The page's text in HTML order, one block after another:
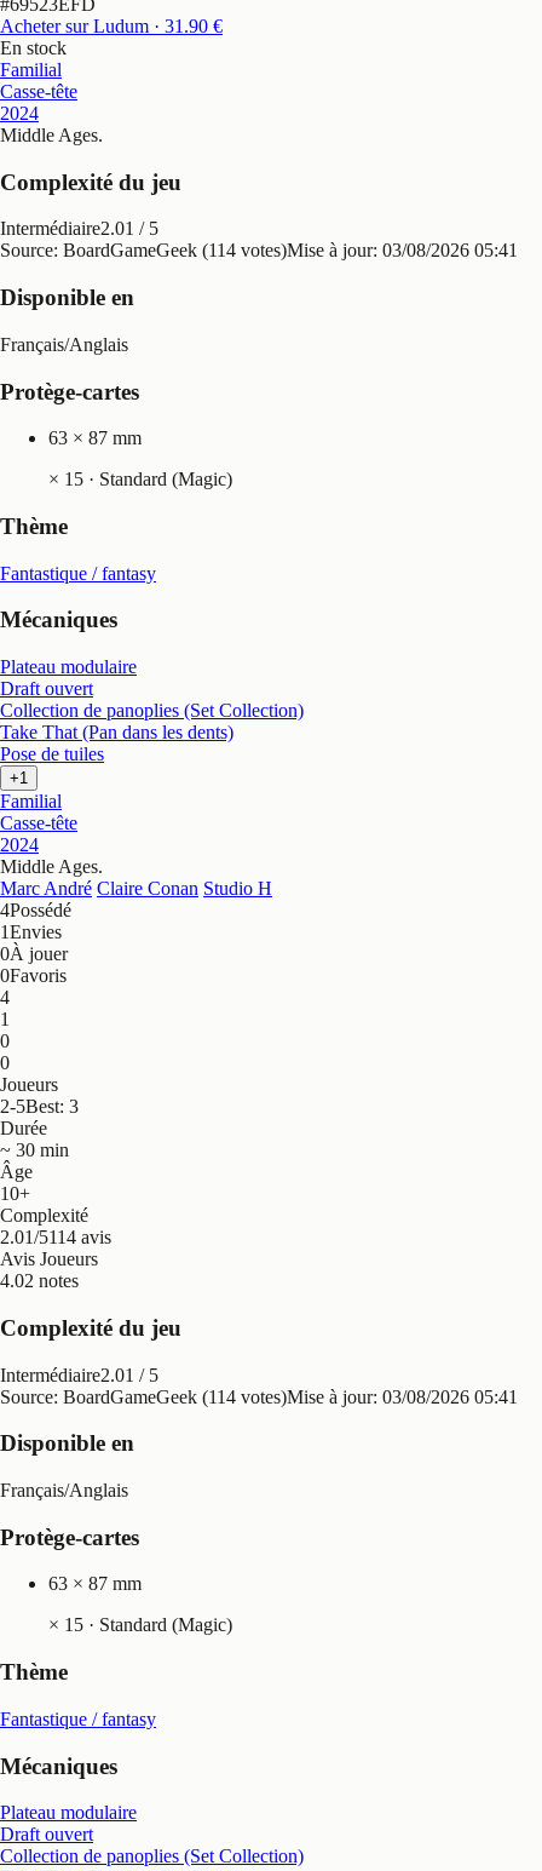
#69523EFD
Acheter sur Ludum · 31.90 €
En stock
Familial
Casse-tête
2024
Middle Ages.
Complexité du jeu
Intermédiaire2.01 / 5
Source: BoardGameGeek (114 votes)Mise à jour: 03/08/2026 05:41
Disponible en
Français/Anglais
Protège-cartes
63 × 87 mm
× 15 · Standard (Magic)
Thème
Fantastique / fantasy
Mécaniques
Plateau modulaire
Draft ouvert
Collection de panoplies (Set Collection)
Take That (Pan dans les dents)
Pose de tuiles
+1
Familial
Casse-tête
2024
Middle Ages.
Marc André Claire Conan Studio H
4Possédé
1Envies
0À jouer
0Favoris
4
1
0
0
Joueurs
2-5Best: 3
Durée
~ 30 min
Âge
10+
Complexité
2.01/5114 avis
Avis Joueurs
4.02 notes
Complexité du jeu
Intermédiaire2.01 / 5
Source: BoardGameGeek (114 votes)Mise à jour: 03/08/2026 05:41
Disponible en
Français/Anglais
Protège-cartes
63 × 87 mm
× 15 · Standard (Magic)
Thème
Fantastique / fantasy
Mécaniques
Plateau modulaire
Draft ouvert
Collection de panoplies (Set Collection)